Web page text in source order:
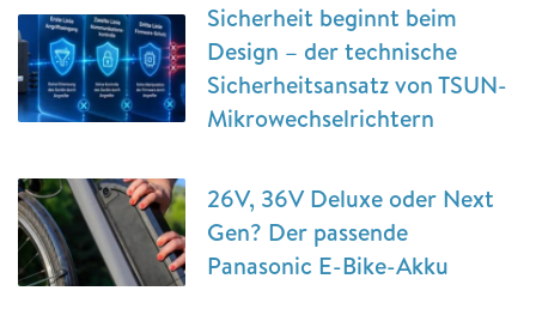
Sicherheit beginnt beim
Design – der technische
Sicherheitsansatz von TSUN-
Mikrowechselrichtern
26V, 36V Deluxe oder Next
Gen? Der passende
Panasonic E-Bike-Akku